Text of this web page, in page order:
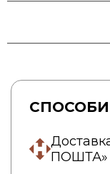
ПОШТА»